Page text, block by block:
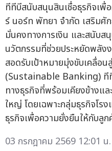
ทีทีบีสนับสนุนสินเชื่อธุรกิจเพื่
ร์ นอร์ท พัทยา จำกัด เสริมศั
มั่นคงทางการเงิน และสนับส
นวัตกรรมที่ช่วยประหยัดพลัง
สอดรับเป้าหมายมุ่งขับเคลื่อ
(Sustainable Banking) ที
ทางธุรกิจที่พร้อมเคียงข้างแ
ใหญ่ โดยเฉพาะกลุ่มธุรกิจโร
ธุรกิจเพื่อความยั่งยืนให้กับลู
03 กรกฎาคม 2569 12:01 น.